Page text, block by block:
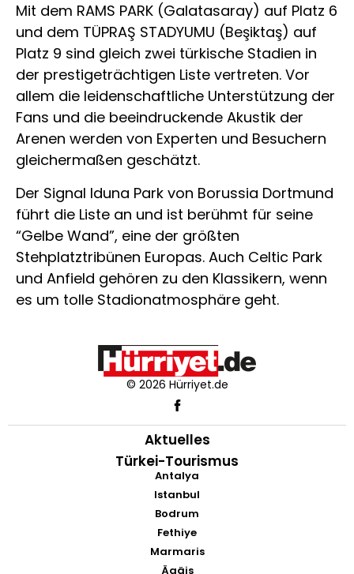
Mit dem RAMS PARK (Galatasaray) auf Platz 6
und dem TÜPRAŞ STADYUMU (Beşiktaş) auf
Platz 9 sind gleich zwei türkische Stadien in
der prestigeträchtigen Liste vertreten. Vor
allem die leidenschaftliche Unterstützung der
Fans und die beeindruckende Akustik der
Arenen werden von Experten und Besuchern
gleichermaßen geschätzt.
Der Signal Iduna Park von Borussia Dortmund
führt die Liste an und ist berühmt für seine
“Gelbe Wand”, eine der größten
Stehplatztribünen Europas. Auch Celtic Park
und Anfield gehören zu den Klassikern, wenn
es um tolle Stadionatmosphäre geht.
© 2026 Hürriyet.de
Aktuelles
Türkei-Tourismus
Antalya
Istanbul
Bodrum
Fethiye
Marmaris
Ägäis